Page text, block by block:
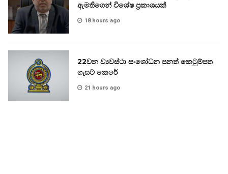
ඇමතිගෙන් විශේෂ ප්‍රකාශයක්
18 hours ago
22වන ව්‍යවස්ථා සංශෝධන පනත් කෙටුම්පත
ගැසට් කෙරේ
21 hours ago